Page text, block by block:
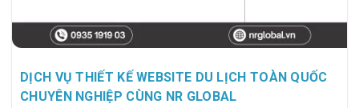
DỊCH VỤ THIẾT KẾ WEBSITE DU LỊCH TOÀN QUỐC
CHUYÊN NGHIỆP CÙNG NR GLOBAL